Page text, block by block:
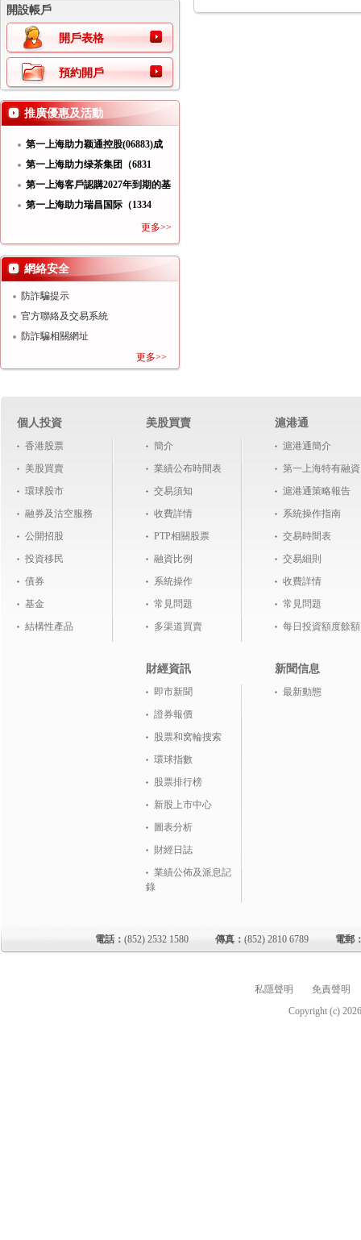
開設帳戶
開戶表格
預約開戶
推廣優惠及活動
第一上海助力颖通控股(06883)成
功
第一上海助力绿茶集团（6831
HK）
第一上海客戶認購2027年到期的基
第一上海助力瑞昌国际（1334
更多>>
網絡安全
防詐騙提示
官方聯絡及交易系統
防詐騙相關網址
更多>>
個人投資
香港股票
美股買賣
環球股市
融券及沽空服務
公開招股
投資移民
債券
基金
結構性產品
美股買賣
簡介
業績公布時間表
交易須知
收費詳情
PTP相關股票
融資比例
系統操作
常見問題
多渠道買賣
財經資訊
即市新聞
證券報價
股票和窝輪搜索
環球指數
股票排行榜
新股上市中心
圖表分析
財經日誌
業績公佈及派息記
錄
滬港通
滬港通簡介
第一上海特有融資
滬港通策略報告
系統操作指南
交易時間表
交易細則
收費詳情
常見問題
每日投資額度餘額
新聞信息
最新動態
電話： (852) 2532 1580 傳真： (852) 2810 6789 電郵
私隱聲明
免責聲明
Copyright (c)